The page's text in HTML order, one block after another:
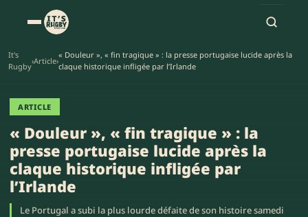
It's
Rugby
›Article›
« Douleur », « fin tragique » : la presse portugaise lucide après la
claque historique infligée par l’Irlande
ARTICLE
« Douleur », « fin tragique » : la
presse portugaise lucide après la
claque historique infligée par
l’Irlande
Le Portugal a subi la plus lourde défaite de son histoire samedi